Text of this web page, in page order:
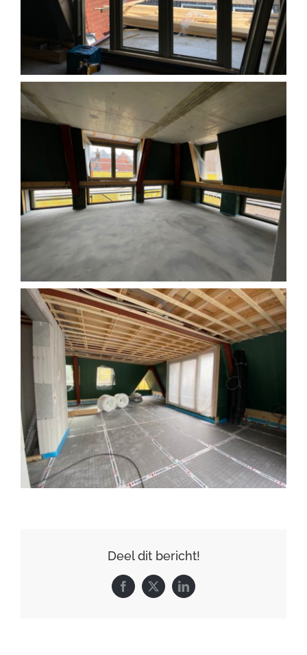
Deel dit bericht!
Facebook
X LinkedIn